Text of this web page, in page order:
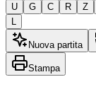
U
G C R Z
L
Nuova partita
Stampa